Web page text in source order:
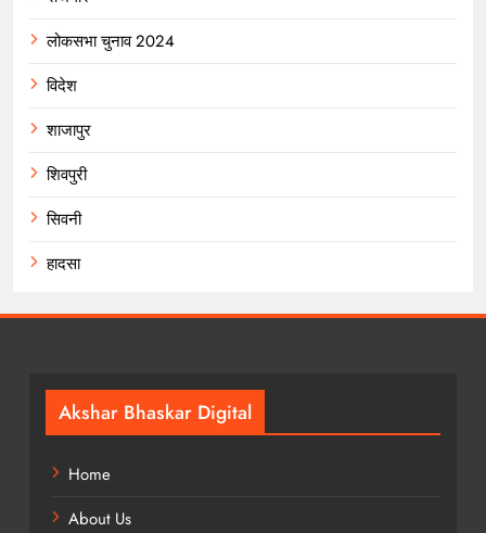
लोकसभा चुनाव 2024
विदेश
शाजापुर
शिवपुरी
सिवनी
हादसा
Akshar Bhaskar Digital
Home
About Us